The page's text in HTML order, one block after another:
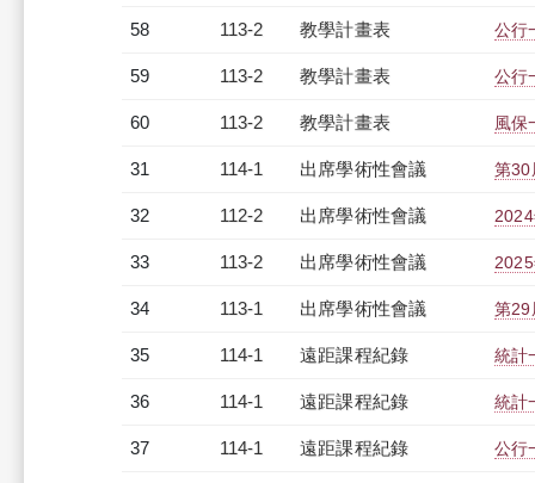
58 113-2 教學計畫表 公行
59 113-2 教學計畫表 公行
60 113-2 教學計畫表 風
31 114-1 出席學術性會議 第30
32 112-2 出席學術性會議
33 113-2 出席學術性會議
34 113-1 出席學術性會議 第29
35 114-1 遠距課程紀錄 統計
36 114-1 遠距課程紀錄 統計
37 114-1 遠距課程紀錄 公行